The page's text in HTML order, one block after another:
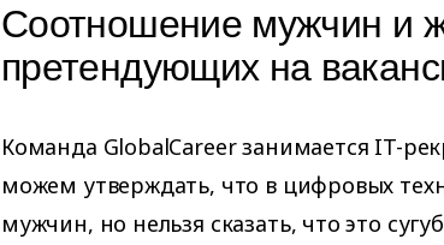
Соотношение мужчин и
претендующих на
Команда GlobalCareer занимается IT-
можем утверждать, что в цифровых
мужчин, но нельзя сказать, что это